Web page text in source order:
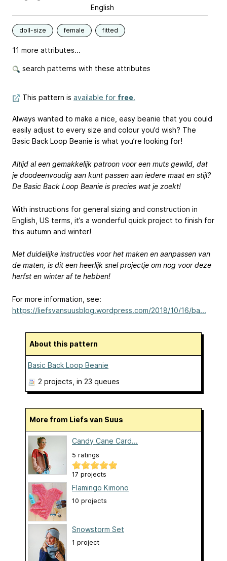
English
doll-size female fitted
11 more attributes...
search patterns with these attributes
This pattern is available for free.
Always wanted to make a nice, easy beanie that you could
easily adjust to every size and colour you’d wish? The
Basic Back Loop Beanie is what you’re looking for!
Altijd al een gemakkelijk patroon voor een muts gewild, dat
je doodeenvoudig aan kunt passen aan iedere maat en stijl?
De Basic Back Loop Beanie is precies wat je zoekt!
With instructions for general sizing and construction in
English, US terms, it’s a wonderful quick project to finish for
this autumn and winter!
Met duidelijke instructies voor het maken en aanpassen van
de maten, is dit een heerlijk snel projectje om nog voor deze
herfst en winter af te hebben!
For more information, see:
https://liefsvansuusblog.wordpress.com/2018/10/16/ba...
About this pattern
Basic Back Loop Beanie
2 projects , in 23 queues
More from Liefs van Suus
Candy Cane Card...
5 ratings
17 projects
Flamingo Kimono
10 projects
Snowstorm Set
1 project